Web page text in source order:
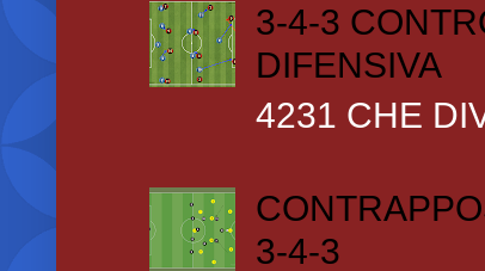
3-4-3
DIFENSIVA
4231 CHE
3-4-3